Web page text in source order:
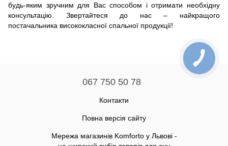
будь-яким зручним для Вас способом і отримати необхідну
консультацію. Звертайтеся до нас – найкращого
постачальника висококласної спальної продукції!
067 750 50 78
Контакти
Повна версія сайту
Мережа магазинів Komforto у Львові -